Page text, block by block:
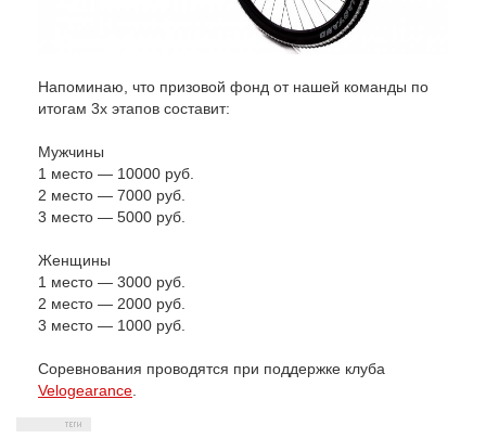
Напоминаю, что призовой фонд от нашей команды по
итогам 3х этапов составит:
Мужчины
1 место — 10000 руб.
2 место — 7000 руб.
3 место — 5000 руб.
Женщины
1 место — 3000 руб.
2 место — 2000 руб.
3 место — 1000 руб.
Соревнования проводятся при поддержке клуба
Velogearance